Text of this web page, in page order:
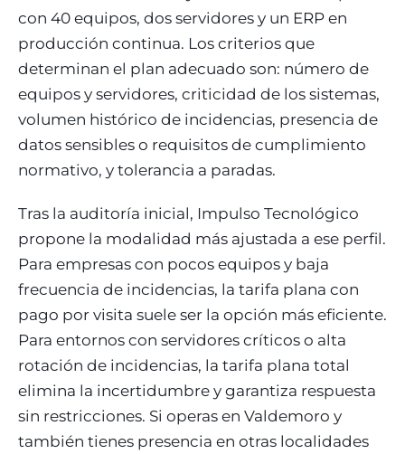
con 40 equipos, dos servidores y un ERP en
producción continua. Los criterios que
determinan el plan adecuado son: número de
equipos y servidores, criticidad de los sistemas,
volumen histórico de incidencias, presencia de
datos sensibles o requisitos de cumplimiento
normativo, y tolerancia a paradas.
Tras la auditoría inicial, Impulso Tecnológico
propone la modalidad más ajustada a ese perfil.
Para empresas con pocos equipos y baja
frecuencia de incidencias, la tarifa plana con
pago por visita suele ser la opción más eficiente.
Para entornos con servidores críticos o alta
rotación de incidencias, la tarifa plana total
elimina la incertidumbre y garantiza respuesta
sin restricciones. Si operas en Valdemoro y
también tienes presencia en otras localidades